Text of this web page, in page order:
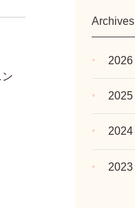
Archives
2026
2025
2024
2023